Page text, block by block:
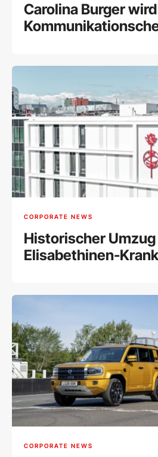
Carolina Burger
CORPORATE NEWS
Historischer Umzug
Elisabethinen-
CORPORATE NEWS